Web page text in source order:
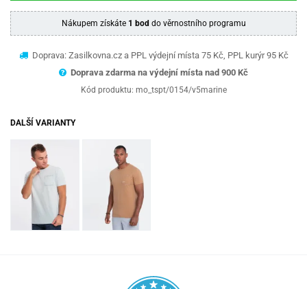
Nákupem získáte 1 bod do věrnostního programu
Doprava: Zasilkovna.cz a PPL výdejní místa 75 Kč, PPL kurýr 95 Kč
Doprava zdarma na výdejní místa nad 900 Kč
Kód produktu: mo_tspt/0154/v5marine
DALŠÍ VARIANTY